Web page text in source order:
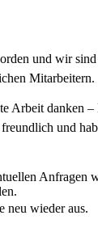
und wir
Mitarbeitern.
Arbeit danken –
und
Anfragen
neu wieder aus.